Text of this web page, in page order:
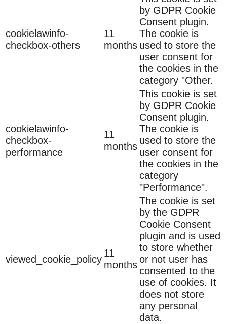
cookielawinfo-
checkbox-others
11
months
by GDPR Cookie
Consent plugin.
The cookie is
used to store the
user consent for
the cookies in the
category "Other.
cookielawinfo-
checkbox-
performance
11
months
This cookie is set
by GDPR Cookie
Consent plugin.
The cookie is
used to store the
user consent for
the cookies in the
category
"Performance".
viewed_cookie_policy
11
months
The cookie is set
by the GDPR
Cookie Consent
plugin and is used
to store whether
or not user has
consented to the
use of cookies. It
does not store
any personal
data.